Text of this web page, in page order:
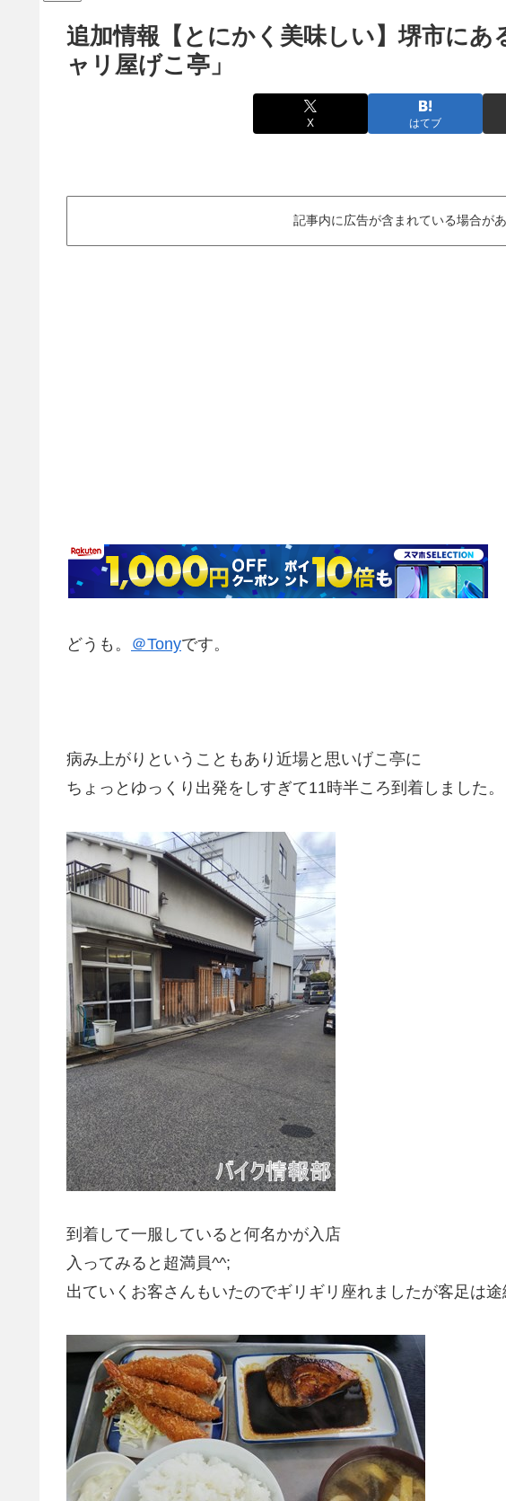
追加情報【とにかく美味しい】堺市にあ
ャリ屋げこ亭」
X はてブ
記事内に広告が含まれている場合があ
どうも。 ＠Tonyです。
病み上がりということもあり近場と思いげこ亭に
ちょっとゆっくり出発をしすぎて11時半ころ到着しました。
到着して一服していると何名かが入店
入ってみると超満員^^;
出ていくお客さんもいたのでギリギリ座れましたが客足は途